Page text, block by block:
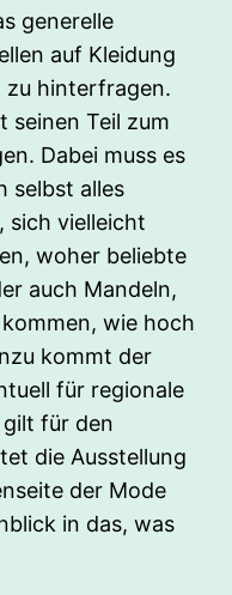
generelle
auf Kleidung
zu hinterfragen.
seinen Teil zum
Dabei muss es
selbst alles
sich vielleicht
woher beliebte
auch Mandeln,
wie hoch
kommt der
für regionale
für den
die Ausstellung
der Mode
in das, was